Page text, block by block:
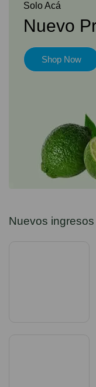
Solo Acá
Nuevo
Shop Now
Nuevos ingresos